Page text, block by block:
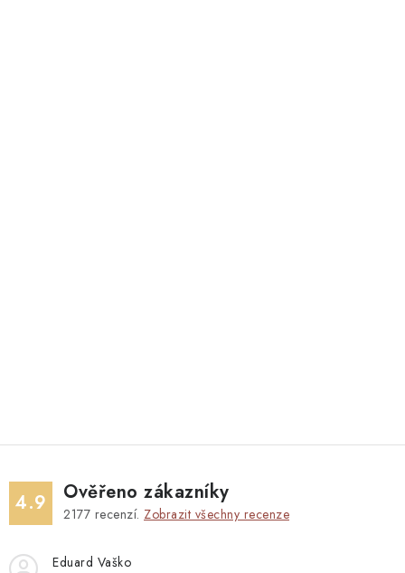
4.9 Ověřeno zákazníky
2177 recenzí. Zobrazit všechny recenze
Eduard Vaško